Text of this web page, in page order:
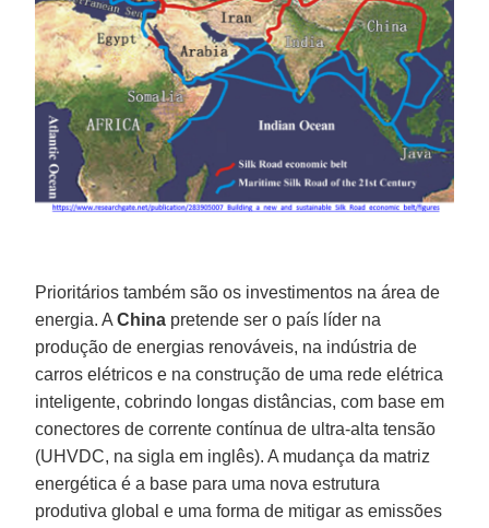
Prioritários também são os investimentos na área de
energia. AChina pretende ser o país líder na
produção de energias renováveis, na indústria de
carros elétricos e na construção de uma rede elétrica
inteligente, cobrindo longas distâncias, com base em
conectores de corrente contínua de ultra-alta tensão
(UHVDC, na sigla em inglês). A mudança da matriz
energética é a base para uma nova estrutura
produtiva global e uma forma de mitigar as emissões